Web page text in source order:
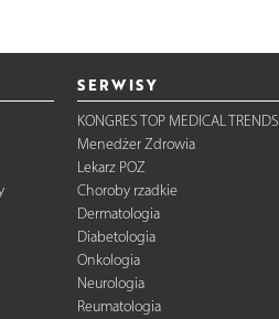
SERWISY
KONGRES TOP MEDICAL TRENDS
Menedżer Zdrowia
Lekarz POZ
Choroby rzadkie
Dermatologia
Diabetologia
Onkologia
Neurologia
Reumatologia